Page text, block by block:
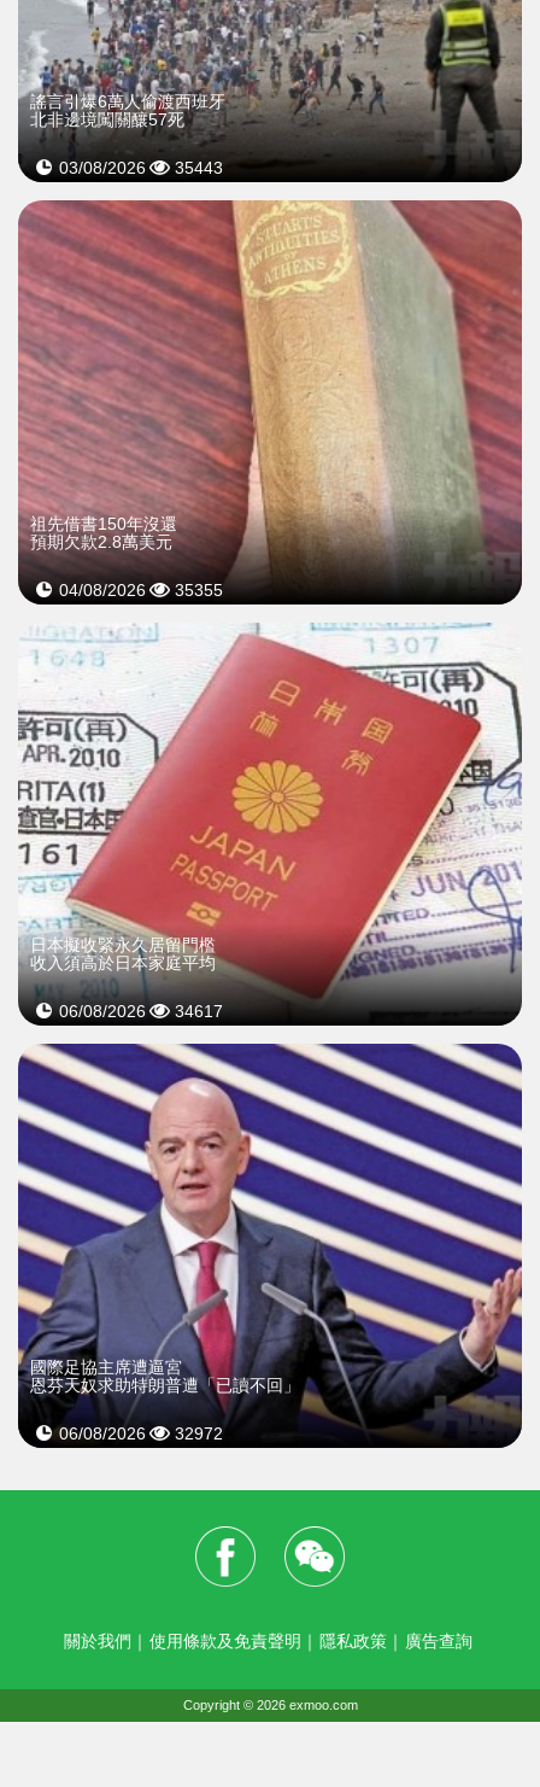
謠言引爆6萬人偷渡西班牙
北非邊境闖關釀57死
03/08/2026 35443
祖先借書150年沒還
預期欠款2.8萬美元
04/08/2026 35355
日本擬收緊永久居留門檻
收入須高於日本家庭平均
06/08/2026 34617
國際足協主席遭逼宮
恩芬天奴求助特朗普遭「已讀不回」
06/08/2026 32972
關於我們 ｜ 使用條款及免責聲明 ｜ 隱私政策 ｜ 廣告查詢
Copyright © 2026 exmoo.com